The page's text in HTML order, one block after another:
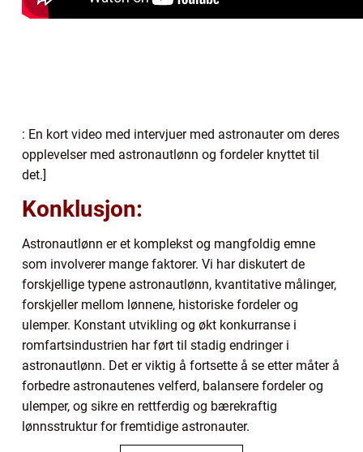
: En kort video med intervjuer med astronauter om deres
opplevelser med astronautlønn og fordeler knyttet til
det.]
Konklusjon:
Astronautlønn er et komplekst og mangfoldig emne
som involverer mange faktorer. Vi har diskutert de
forskjellige typene astronautlønn, kvantitative målinger,
forskjeller mellom lønnene, historiske fordeler og
ulemper. Konstant utvikling og økt konkurranse i
romfartsindustrien har ført til stadig endringer i
astronautlønn. Det er viktig å fortsette å se etter måter å
forbedre astronautenes velferd, balansere fordeler og
ulemper, og sikre en rettferdig og bærekraftig
lønnsstruktur for fremtidige astronauter.